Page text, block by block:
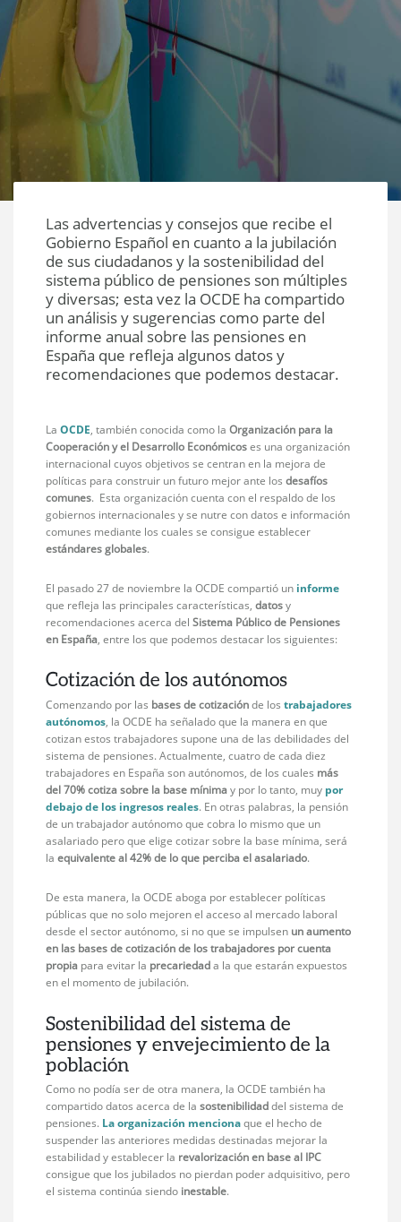
Las advertencias y consejos que recibe el
Gobierno Español en cuanto a la jubilación
de sus ciudadanos y la sostenibilidad del
sistema público de pensiones son múltiples
y diversas; esta vez la OCDE ha compartido
un análisis y sugerencias como parte del
informe anual sobre las pensiones en
España que refleja algunos datos y
recomendaciones que podemos destacar.
LaOCDE, también conocida como la Organización para la
Cooperación y el Desarrollo Económicoses una organización
internacional cuyos objetivos se centran en la mejora de
políticas para construir un futuro mejor ante losdesafíos
comunes. Esta organización cuenta con el respaldo de los
gobiernos internacionales y se nutre con datos e información
comunes mediante los cuales se consigue establecer
estándares globales.
El pasado 27 de noviembre la OCDE compartió un informe
que refleja las principales características,datosy
recomendaciones acerca delSistema Público de Pensiones
en España, entre los que podemos destacar los siguientes:
Cotización de los autónomos
Comenzando por las bases de cotizaciónde lostrabajadores
autónomos, la OCDE ha señalado que la manera en que
cotizan estos trabajadores supone una de las debilidades del
sistema de pensiones. Actualmente, cuatro de cada diez
trabajadores en España son autónomos, de los cuales más
del 70% cotiza sobre la base mínimay por lo tanto, muy por
debajo de los ingresos reales. En otras palabras, la pensión
de un trabajador autónomo que cobra lo mismo que un
asalariado pero que elige cotizar sobre la base mínima, será
laequivalente al 42% de lo que perciba el asalariado.
De esta manera, la OCDE aboga por establecer políticas
públicas que no solo mejoren el acceso al mercado laboral
desde el sector autónomo, si no que se impulsen un aumento
en las bases de cotización de los trabajadores por cuenta
propia para evitar la precariedada la que estarán expuestos
en el momento de jubilación.
Sostenibilidad del sistema de
pensiones y envejecimiento de la
población
Como no podía ser de otra manera, la OCDE también ha
compartido datos acerca de lasostenibilidaddel sistema de
pensiones. La organización mencionaque el hecho de
suspender las anteriores medidas destinadas mejorar la
estabilidad y establecer la revalorización en base al IPC
consigue que los jubilados no pierdan poder adquisitivo, pero
el sistema continúa siendo inestable.